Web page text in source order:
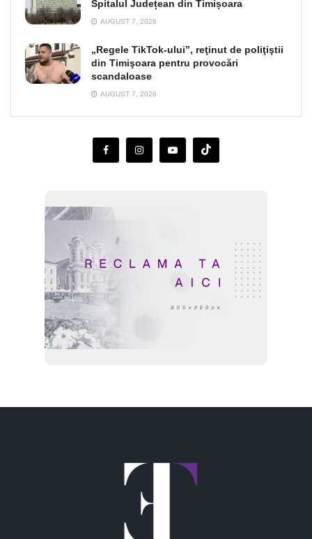
Spitalul Județean din Timișoara
AUGUST 7, 2026
„Regele TikTok-ului”, reţinut de poliţiştii
din Timişoara pentru provocări
scandaloase
AUGUST 7, 2026